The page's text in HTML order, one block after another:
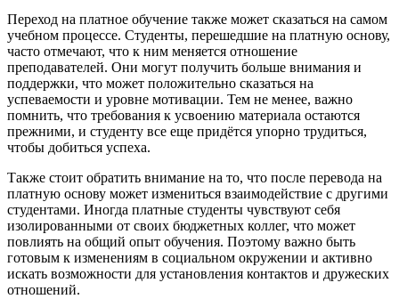
Переход на платное обучение также может сказаться на самом
учебном процессе. Студенты, перешедшие на платную основу,
часто отмечают, что к ним меняется отношение
преподавателей. Они могут получить больше внимания и
поддержки, что может положительно сказаться на
успеваемости и уровне мотивации. Тем не менее, важно
помнить, что требования к усвоению материала остаются
прежними, и студенту все еще придётся упорно трудиться,
чтобы добиться успеха.
Также стоит обратить внимание на то, что после перевода на
платную основу может измениться взаимодействие с другими
студентами. Иногда платные студенты чувствуют себя
изолированными от своих бюджетных коллег, что может
повлиять на общий опыт обучения. Поэтому важно быть
готовым к изменениям в социальном окружении и активно
искать возможности для установления контактов и дружеских
отношений.